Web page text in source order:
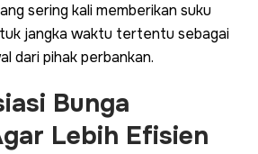
sering kali memberikan suku
jangka waktu tertentu sebagai
dari pihak perbankan.
Bunga
Lebih Efisien